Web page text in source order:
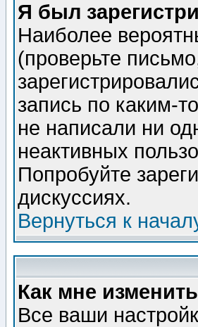
Я был
Наиболее
(проверьте
запись по каким-
не написали ни
неактивных
Попробуйте
дискуссиях.
Вернуться к
Как мне
Все ваши